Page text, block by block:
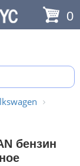
0
бензин